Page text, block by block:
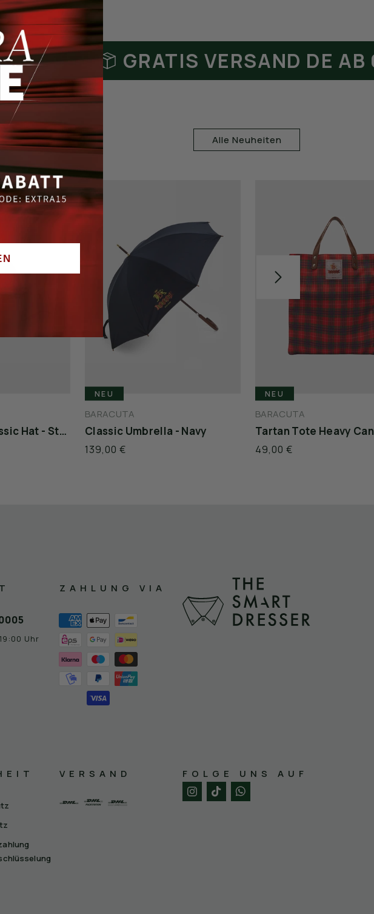
65€ GRATIS VERSAND DE AB 65€
Alle Neuheiten
Recycled 66 Classic Hat - Stone
NEU
BARACUTA
Classic Umbrella - Navy
139,00 €
NEU
BARACUTA
49,00 €
Uhr
ZAHLUNG VIA
VERSAND FOLGE UNS AUF